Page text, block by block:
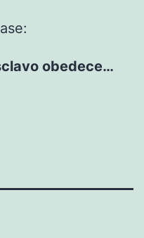
obedece…